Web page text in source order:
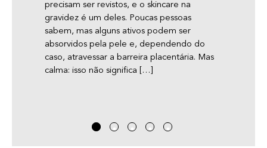
precisam ser revistos, e o skincare na
gravidez é um deles. Poucas pessoas
sabem, mas alguns ativos podem ser
absorvidos pela pele e, dependendo do
caso, atravessar a barreira placentária. Mas
calma: isso não significa […]